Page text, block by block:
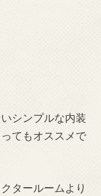
シンプルな内装
てもオススメで
タールームより